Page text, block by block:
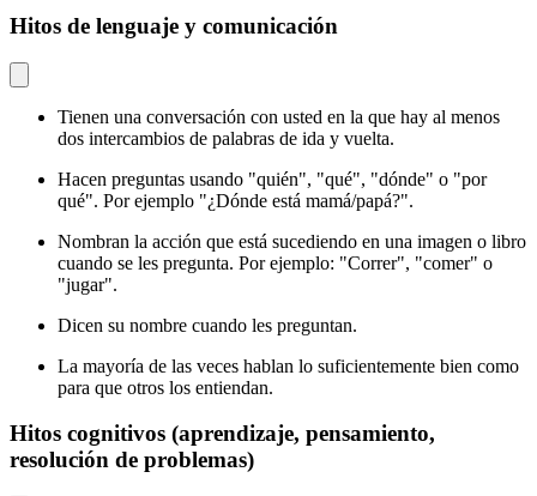
Hitos de lenguaje y comunicación
Tienen una conversación con usted en la que hay al menos
dos intercambios de palabras de ida y vuelta.
Hacen preguntas usando "quién", "qué", "dónde" o "por
qué". Por ejemplo "¿Dónde está mamá/papá?".
Nombran la acción que está sucediendo en una imagen o libro
cuando se les pregunta. Por ejemplo: "Correr", "comer" o
"jugar".
Dicen su nombre cuando les preguntan.
La mayoría de las veces hablan lo suficientemente bien como
para que otros los entiendan.
Hitos cognitivos (aprendizaje, pensamiento,
resolución de problemas)